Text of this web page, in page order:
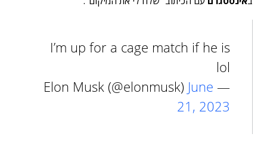
I’m up for a cage match if he is
lol
— Elon Musk (@elonmusk)
June
21, 2023